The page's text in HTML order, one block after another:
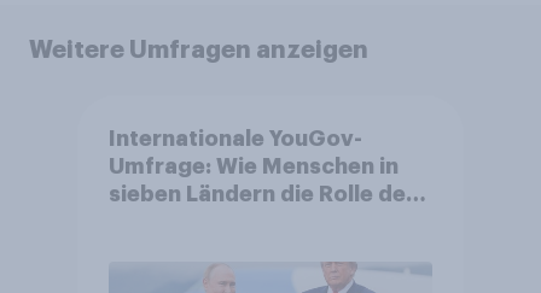
Weitere Umfragen anzeigen
Internationale YouGov-
Umfrage: Wie Menschen in
sieben Ländern die Rolle der
Bedrohungen und Bündnisse